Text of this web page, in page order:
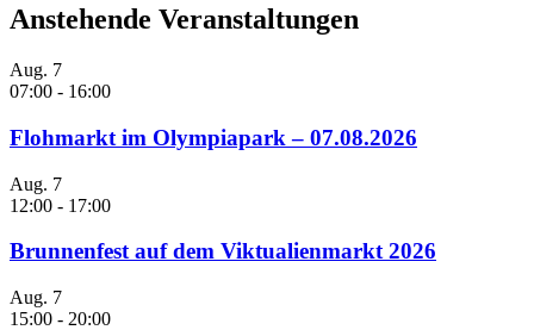
Anstehende Veranstaltungen
Aug. 7
07:00 - 16:00
Flohmarkt im Olympiapark – 07.08.2026
Aug. 7
12:00 - 17:00
Brunnenfest auf dem Viktualienmarkt 2026
Aug. 7
15:00 - 20:00